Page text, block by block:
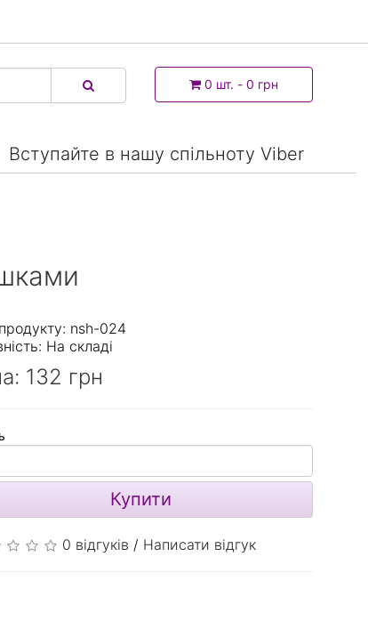
0 шт. - 0 грн
Вступайте в нашу спільноту Viber
nsh-024
На складі
132 грн
Купити
0 відгуків / Написати відгук